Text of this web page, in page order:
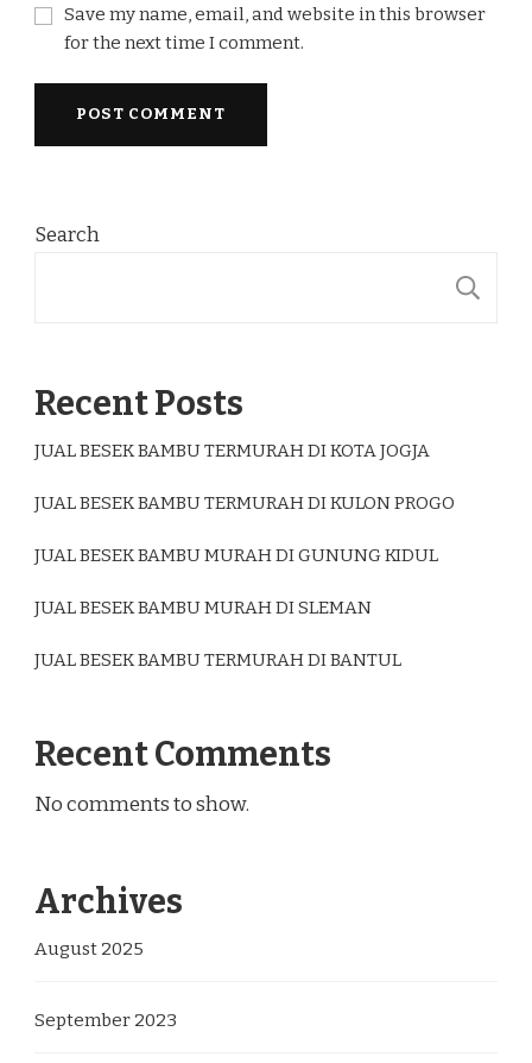
Save my name, email, and website in this browser
for the next time I comment.
Search
Recent Posts
JUAL BESEK BAMBU TERMURAH DI KOTA JOGJA
JUAL BESEK BAMBU TERMURAH DI KULON PROGO
JUAL BESEK BAMBU MURAH DI GUNUNG KIDUL
JUAL BESEK BAMBU MURAH DI SLEMAN
JUAL BESEK BAMBU TERMURAH DI BANTUL
Recent Comments
No comments to show.
Archives
August 2025
September 2023